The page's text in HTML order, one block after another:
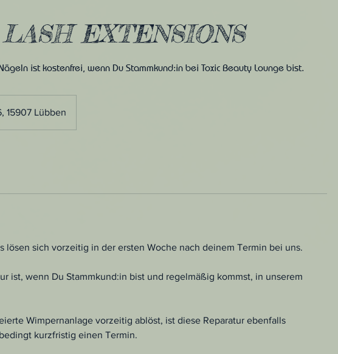
EXTENSIONS
ist kostenfrei, wenn Du Stammkund:in bei Toxic Beauty Lounge bist.
15907 Lübben
lösen sich vorzeitig in der ersten Woche nach deinem Termin bei uns.
ist, wenn Du Stammkund:in bist und regelmäßig kommst, in unserem
Wimpernanlage vorzeitig ablöst, ist diese Reparatur ebenfalls
kurzfristig einen Termin.